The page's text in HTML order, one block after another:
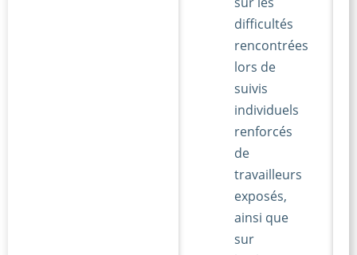
difficultés
rencontrées
lors de
suivis
individuels
renforcés
de
travailleurs
exposés,
ainsi que
sur